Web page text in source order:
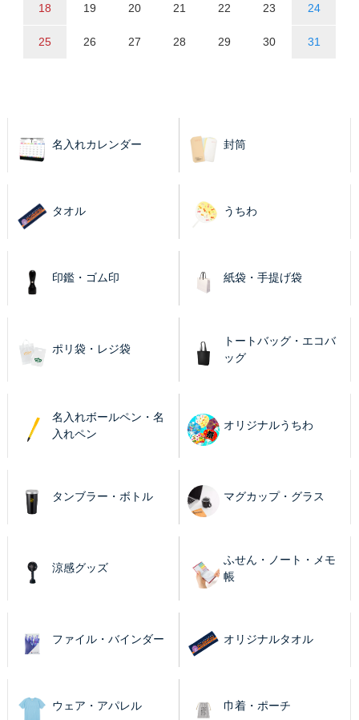
18 19 20 21 22 23 24
25 26 27 28 29 30 31
名入れカレンダー 封筒
タオル うちわ
印鑑・ゴム印 紙袋・手提げ袋
ポリ袋・レジ袋
トートバッグ・エコバ
ッグ
名入れボールペン・名
入れペン
オリジナルうちわ
タンブラー・ボトル マグカップ・グラス
涼感グッズ
ふせん・ノート・メモ
帳
ファイル・バインダー オリジナルタオル
ウェア・アパレル 巾着・ポーチ